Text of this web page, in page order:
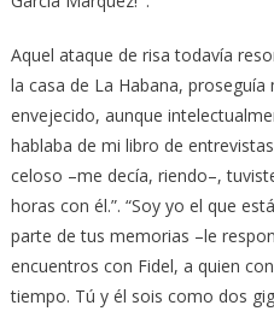
Aquel ataque de risa todavía
la casa de La Habana,
envejecido, aunque
hablaba de mi libro de
celoso –me decía, riendo–,
horas con él.”. “Soy yo el que
parte de tus memorias –le
encuentros con Fidel, a quien
tiempo. Tú y él sois como dos